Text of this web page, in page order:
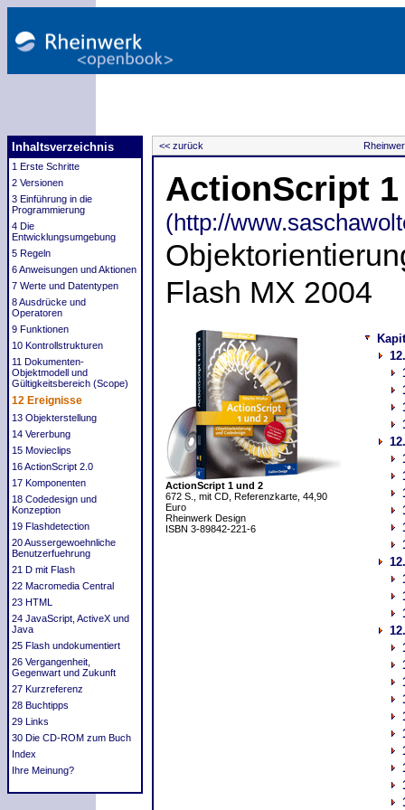
Inhaltsverzeichnis
1 Erste Schritte
2 Versionen
3 Einführung in die
Programmierung
4 Die
Entwicklungsumgebung
5 Regeln
6 Anweisungen und Aktionen
7 Werte und Datentypen
8 Ausdrücke und
Operatoren
9 Funktionen
10 Kontrollstrukturen
11 Dokumenten-
Objektmodell und
Gültigkeitsbereich (Scope)
12 Ereignisse
13 Objekterstellung
14 Vererbung
15 Movieclips
16 ActionScript 2.0
17 Komponenten
18 Codedesign und
Konzeption
19 Flashdetection
20 Aussergewoehnliche
Benutzerfuehrung
21 D mit Flash
22 Macromedia Central
23 HTML
24 JavaScript, ActiveX und
Java
25 Flash undokumentiert
26 Vergangenheit,
Gegenwart und Zukunft
27 Kurzreferenz
28 Buchtipps
29 Links
30 Die CD-ROM zum Buch
Index
Ihre Meinung?
<< zurück
ActionScript
(http://
Flash MX 2004
ActionScript 1 und 2
672 S., mit CD, Referenzkarte, 44,90
Euro
Rheinwerk Design
ISBN 3-89842-221-6